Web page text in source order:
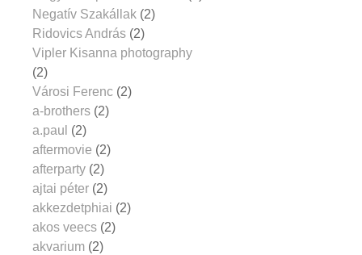
Negatív Szakállak (2)
Ridovics András (2)
Vipler Kisanna photography
(2)
Városi Ferenc (2)
a-brothers (2)
a.paul (2)
aftermovie (2)
afterparty (2)
ajtai péter (2)
akkezdetphiai (2)
akos veecs (2)
akvarium (2)